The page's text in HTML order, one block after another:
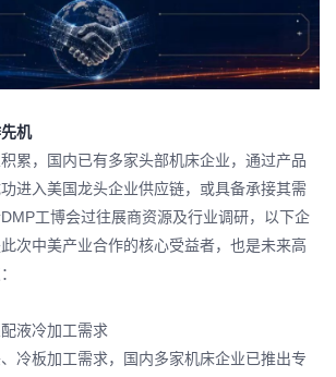
机
累，国内已有多家头部机床企业，通过产品
进入美国龙头企业供应链，或具备承接其需
工博会过往展商资源及行业调研，以下企
次中美产业合作的核心受益者，也是未来高
液冷加工需求
、冷板加工需求，国内多家机床企业已推出专